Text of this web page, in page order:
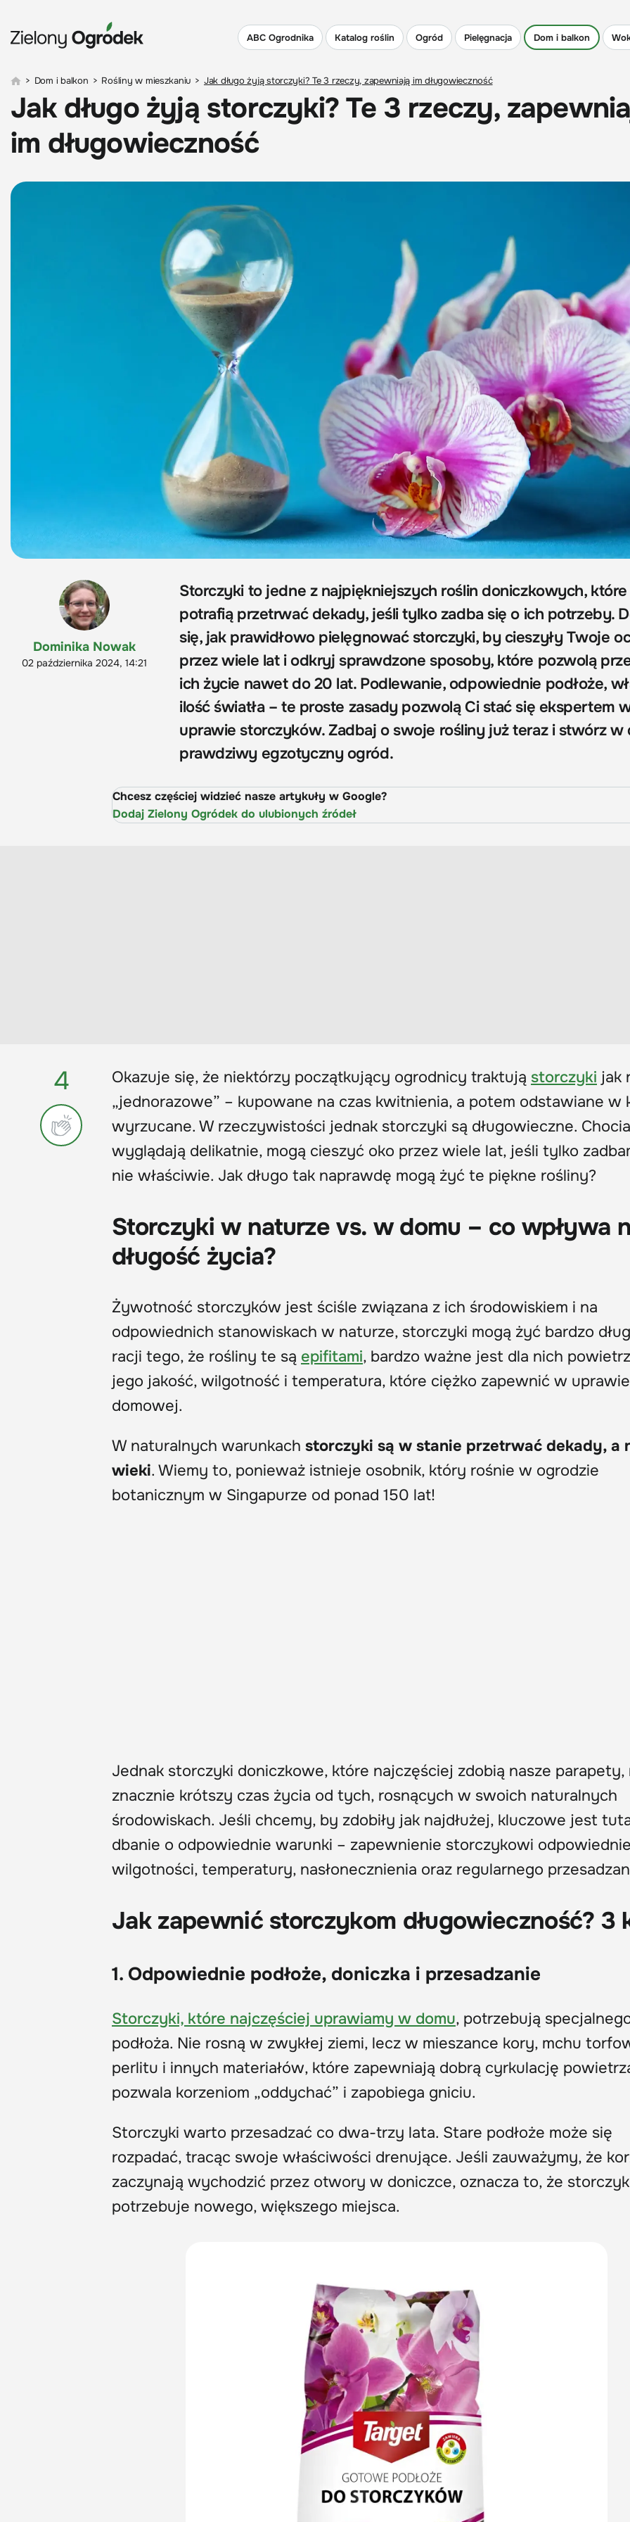
ABC Ogrodnika Katalog roślin Ogród Pielęgnacja Dom i balkon
> Dom i balkon > Rośliny w mieszkaniu > Jak długo żyją storczyki? Te 3 rzeczy, zapewniają im długowieczność
Jak długo żyją storczyki? Te 3 rzeczy,
im długowieczność
Dominika Nowak
02 października 2024, 14:21
Storczyki to jedne z najpiękniejszych roślin doniczkowych, które
potrafią przetrwać dekady, jeśli tylko zadba się o ich potrzeby.
się, jak prawidłowo pielęgnować storczyki, by cieszyły Twoje
przez wiele lat i odkryj sprawdzone sposoby, które pozwolą
ich życie nawet do 20 lat. Podlewanie, odpowiednie podłoże,
ilość światła – te proste zasady pozwolą Ci stać się ekspertem
uprawie storczyków. Zadbaj o swoje rośliny już teraz i stwórz w
prawdziwy egzotyczny ogród.
Chcesz częściej widzieć nasze artykuły w Google?
Dodaj Zielony Ogródek do ulubionych źródeł
4 Okazuje się, że niektórzy początkujący ogrodnicy traktują storczyki jak
„jednorazowe” – kupowane na czas kwitnienia, a potem odstawiane w
wyrzucane. W rzeczywistości jednak storczyki są długowieczne.
wyglądają delikatnie, mogą cieszyć oko przez wiele lat, jeśli tylko
nie właściwie. Jak długo tak naprawdę mogą żyć te piękne rośliny?
Storczyki w naturze vs. w domu – co wpływa
długość życia?
Żywotność storczyków jest ściśle związana z ich środowiskiem i na
odpowiednich stanowiskach w naturze, storczyki mogą żyć bardzo
racji tego, że rośliny te są epifitami, bardzo ważne jest dla nich
jego jakość, wilgotność i temperatura, które ciężko zapewnić w uprawie
domowej.
W naturalnych warunkach storczyki są w stanie przetrwać dekady, a
wieki. Wiemy to, ponieważ istnieje osobnik, który rośnie w ogrodzie
botanicznym w Singapurze od ponad 150 lat!
Jednak storczyki doniczkowe, które najczęściej zdobią nasze parapety,
znacznie krótszy czas życia od tych, rosnących w swoich naturalnych
środowiskach. Jeśli chcemy, by zdobiły jak najdłużej, kluczowe jest
dbanie o odpowiednie warunki – zapewnienie storczykowi
wilgotności, temperatury, nasłonecznienia oraz regularnego
Jak zapewnić storczykom długowieczność? 3
1. Odpowiednie podłoże, doniczka i przesadzanie
Storczyki, które najczęściej uprawiamy w domu, potrzebują
podłoża. Nie rosną w zwykłej ziemi, lecz w mieszance kory, mchu
perlitu i innych materiałów, które zapewniają dobrą cyrkulację
pozwala korzeniom „oddychać” i zapobiega gniciu.
Storczyki warto przesadzać co dwa-trzy lata. Stare podłoże może się
rozpadać, tracąc swoje właściwości drenujące. Jeśli zauważymy, że
zaczynają wychodzić przez otwory w doniczce, oznacza to, że storczyk
potrzebuje nowego, większego miejsca.